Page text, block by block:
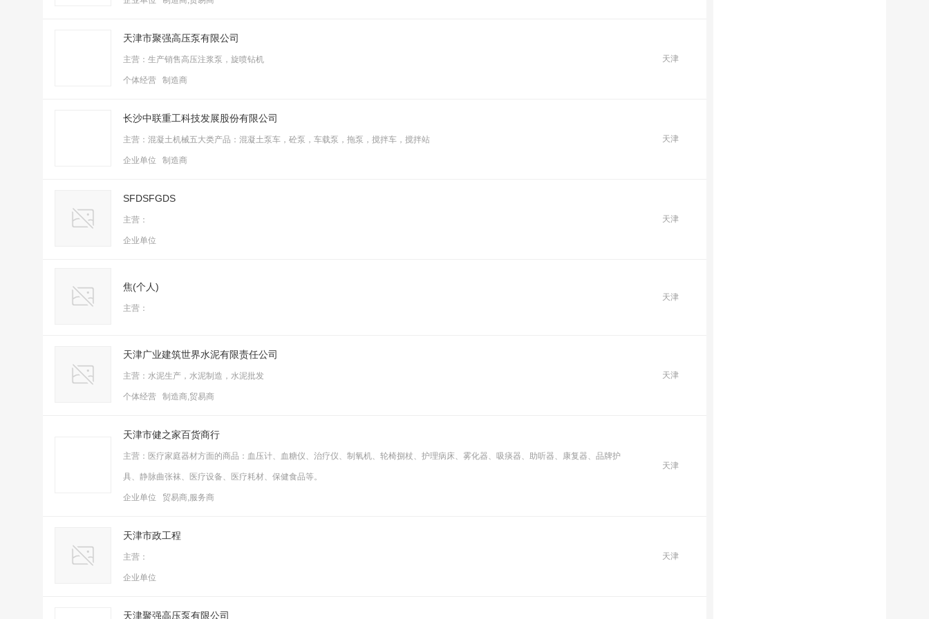
天津市聚强高压泵有限公司
主营：生产销售高压注浆泵，旋喷钻机
个体经营 制造商
天津
长沙中联重工科技发展股份有限公司
主营：混凝土机械五大类产品：混凝土泵车，砼泵，车载泵，拖泵，搅拌车，搅拌站
企业单位 制造商
天津
SFDSFGDS
主营：
企业单位
天津
焦(个人)
主营：
天津
天津广业建筑世界水泥有限责任公司
主营：水泥生产，水泥制造，水泥批发
个体经营 制造商,贸易商
天津
天津市健之家百货商行
主营：医疗家庭器材方面的商品：血压计、血糖仪、治疗仪、制氧机、轮椅捌杖、护理病床、雾化器、吸痰器、助听器、康复器、品牌护
具、静脉曲张袜、医疗设备、医疗耗材、保健食品等。
企业单位 贸易商,服务商
天津
天津市政工程
主营：
企业单位
天津
天津聚强高压泵有限公司